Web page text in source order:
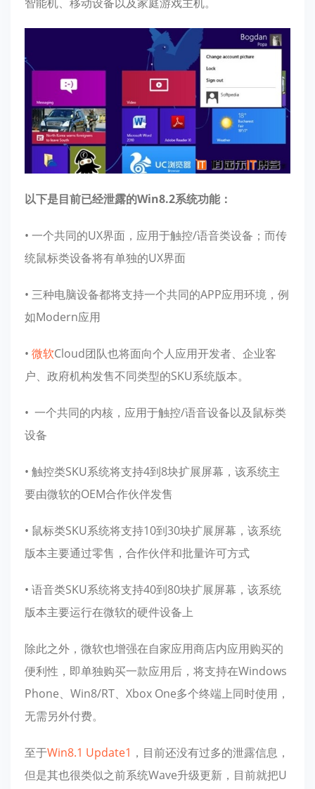
以下是目前已经泄露的Win8.2系统功能：
• 一个共同的UX界面，应用于触控/语音类设备；而传
统鼠标类设备将有单独的UX界面
• 三种电脑设备都将支持一个共同的APP应用环境，例
如Modern应用
• 微软Cloud团队也将面向个人应用开发者、企业客
户、政府机构发售不同类型的SKU系统版本。
• 一个共同的内核，应用于触控/语音设备以及鼠标类
设备
• 触控类SKU系统将支持4到8块扩展屏幕，该系统主
要由微软的OEM合作伙伴发售
• 鼠标类SKU系统将支持10到30块扩展屏幕，该系统
版本主要通过零售，合作伙伴和批量许可方式
• 语音类SKU系统将支持40到80块扩展屏幕，该系统
版本主要运行在微软的硬件设备上
除此之外，微软也增强在自家应用商店内应用购买的
便利性，即单独购买一款应用后，将支持在Windows
Phone、Win8/RT、Xbox One多个终端上同时使用，
无需另外付费。
至于Win8.1 Update1 ，目前还没有过多的泄露信息，
但是其也很类似之前系统Wave升级更新，目前就把U